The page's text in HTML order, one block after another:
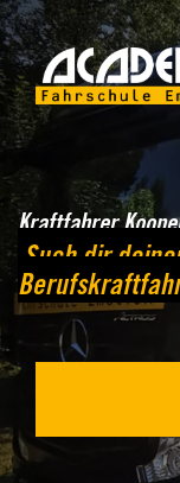
Kraftfahrer
Such dir